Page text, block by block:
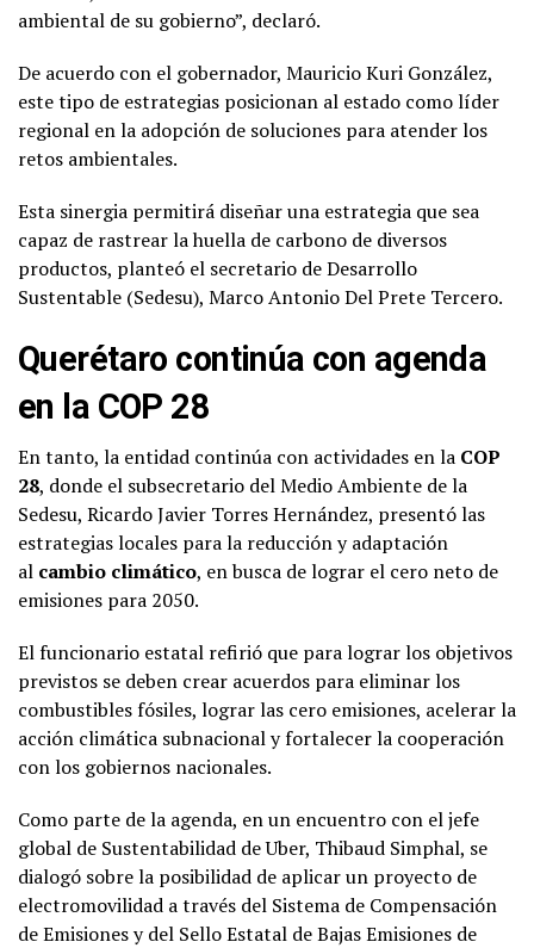
ambiental de su gobierno”, declaró.
De acuerdo con el gobernador, Mauricio Kuri González,
este tipo de estrategias posicionan al estado como líder
regional en la adopción de soluciones para atender los
retos ambientales.
Esta sinergia permitirá diseñar una estrategia que sea
capaz de rastrear la huella de carbono de diversos
productos, planteó el secretario de Desarrollo
Sustentable (Sedesu), Marco Antonio Del Prete Tercero.
Querétaro continúa con agenda
en la COP 28
En tanto, la entidad continúa con actividades en la COP
28, donde el subsecretario del Medio Ambiente de la
Sedesu, Ricardo Javier Torres Hernández, presentó las
estrategias locales para la reducción y adaptación
al cambio climático, en busca de lograr el cero neto de
emisiones para 2050.
El funcionario estatal refirió que para lograr los objetivos
previstos se deben crear acuerdos para eliminar los
combustibles fósiles, lograr las cero emisiones, acelerar la
acción climática subnacional y fortalecer la cooperación
con los gobiernos nacionales.
Como parte de la agenda, en un encuentro con el jefe
global de Sustentabilidad de Uber, Thibaud Simphal, se
dialogó sobre la posibilidad de aplicar un proyecto de
electromovilidad a través del Sistema de Compensación
de Emisiones y del Sello Estatal de Bajas Emisiones de